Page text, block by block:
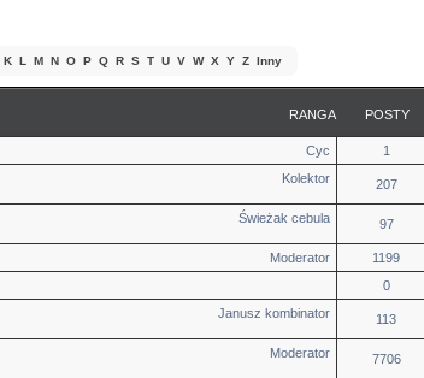
K L M N O P Q R S T U V W X Y Z Inny
RANGA POSTY
Cyc 1
Kolektor
207
Świeżak cebula 97
Moderator 1199
0
Janusz kombinator
113
Moderator 7706